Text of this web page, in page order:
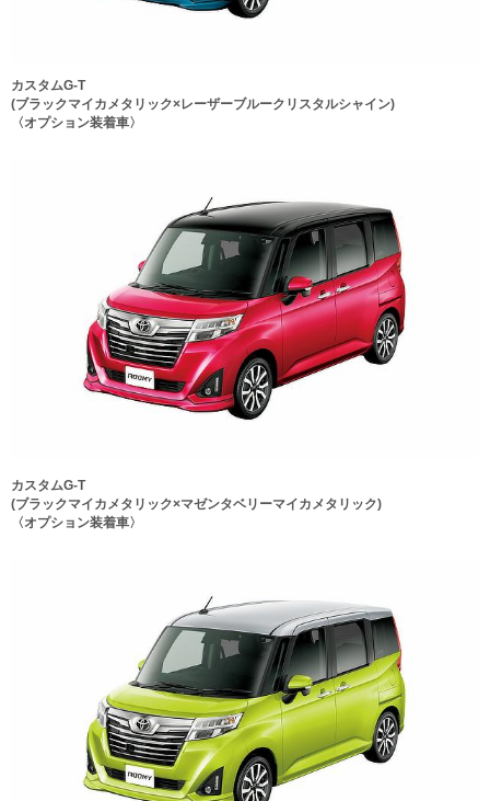
カスタムG-T
(ブラックマイカメタリック×レーザーブルークリスタルシャイン)
〈オプション装着車〉
カスタムG-T
(ブラックマイカメタリック×マゼンタベリーマイカメタリック)
〈オプション装着車〉